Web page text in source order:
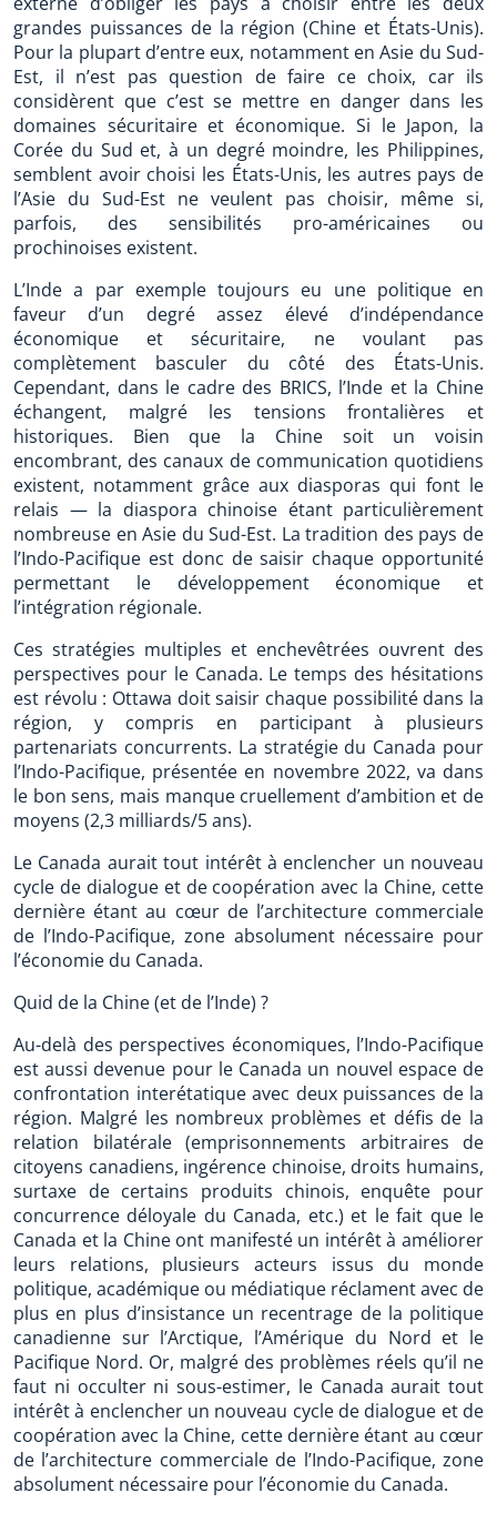
grandes puissances de la région (Chine et États-Unis).
Pour la plupart d’entre eux, notamment en Asie du Sud-
Est, il n’est pas question de faire ce choix, car ils
considèrent que c’est se mettre en danger dans les
domaines sécuritaire et économique. Si le Japon, la
Corée du Sud et, à un degré moindre, les Philippines,
semblent avoir choisi les États-Unis, les autres pays de
l’Asie du Sud-Est ne veulent pas choisir, même si,
parfois, des sensibilités pro-américaines ou
prochinoises existent.
L’Inde a par exemple toujours eu une politique en
faveur d’un degré assez élevé d’indépendance
économique et sécuritaire, ne voulant pas
complètement basculer du côté des États-Unis.
Cependant, dans le cadre des BRICS, l’Inde et la Chine
échangent, malgré les tensions frontalières et
historiques. Bien que la Chine soit un voisin
encombrant, des canaux de communication quotidiens
existent, notamment grâce aux diasporas qui font le
relais — la diaspora chinoise étant particulièrement
nombreuse en Asie du Sud-Est. La tradition des pays de
l’Indo-Pacifique est donc de saisir chaque opportunité
permettant le développement économique et
l’intégration régionale.
Ces stratégies multiples et enchevêtrées ouvrent des
perspectives pour le Canada. Le temps des hésitations
est révolu : Ottawa doit saisir chaque possibilité dans la
région, y compris en participant à plusieurs
partenariats concurrents. La stratégie du Canada pour
l’Indo-Pacifique, présentée en novembre 2022, va dans
le bon sens, mais manque cruellement d’ambition et de
moyens (2,3 milliards/5 ans).
Le Canada aurait tout intérêt à enclencher un nouveau
cycle de dialogue et de coopération avec la Chine, cette
dernière étant au cœur de l’architecture commerciale
de l’Indo-Pacifique, zone absolument nécessaire pour
l’économie du Canada.
Quid de la Chine (et de l’Inde) ?
Au-delà des perspectives économiques, l’Indo-Pacifique
est aussi devenue pour le Canada un nouvel espace de
confrontation interétatique avec deux puissances de la
région. Malgré les nombreux problèmes et défis de la
relation bilatérale (emprisonnements arbitraires de
citoyens canadiens, ingérence chinoise, droits humains,
surtaxe de certains produits chinois, enquête pour
concurrence déloyale du Canada, etc.) et le fait que le
Canada et la Chine ont manifesté un intérêt à améliorer
leurs relations, plusieurs acteurs issus du monde
politique, académique ou médiatique réclament avec de
plus en plus d’insistance un recentrage de la politique
canadienne sur l’Arctique, l’Amérique du Nord et le
Pacifique Nord. Or, malgré des problèmes réels qu’il ne
faut ni occulter ni sous-estimer, le Canada aurait tout
intérêt à enclencher un nouveau cycle de dialogue et de
coopération avec la Chine, cette dernière étant au cœur
de l’architecture commerciale de l’Indo-Pacifique, zone
absolument nécessaire pour l’économie du Canada.